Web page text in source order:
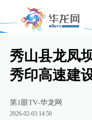
秀山县龙凤
秀印高速建
第1眼TV-华龙网
2026-02-03 14:50